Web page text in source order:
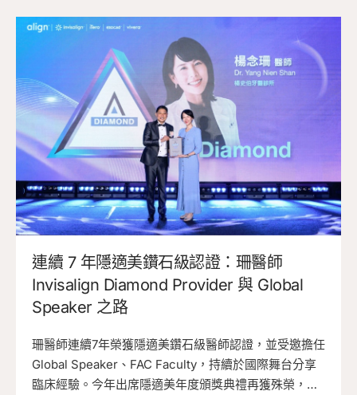
連續 7 年隱適美鑽石級認證：珊醫師
Invisalign Diamond Provider 與 Global
Speaker 之路
珊醫師連續7年榮獲隱適美鑽石級醫師認證，並受邀擔任
Global Speaker、FAC Faculty，持續於國際舞台分享
臨床經驗。今年出席隱適美年度頒獎典禮再獲殊榮，參